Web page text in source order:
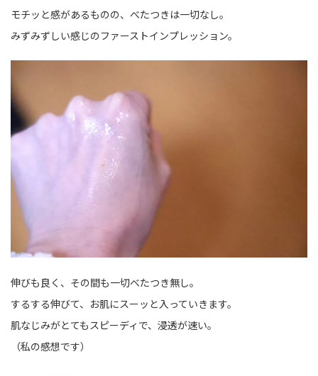
モチッと感があるものの、べたつきは一切なし。
みずみずしい感じのファーストインプレッション。
伸びも良く、その間も一切べたつき無し。
するする伸びて、お肌にスーッと入っていきます。
肌なじみがとてもスピーディで、浸透が速い。
（私の感想です）